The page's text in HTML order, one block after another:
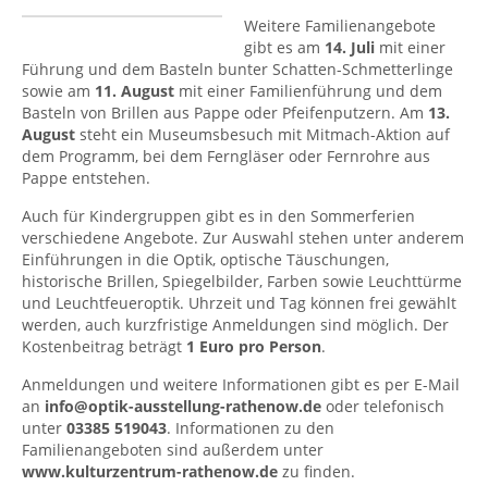
Weitere Familienangebote
gibt es am 14. Julimit einer
Führung und dem Basteln bunter Schatten-Schmetterlinge
sowie am 11. August mit einer Familienführung und dem
Basteln von Brillen aus Pappe oder Pfeifenputzern. Am 13.
August steht ein Museumsbesuch mit Mitmach-Aktion auf
dem Programm, bei dem Ferngläser oder Fernrohre aus
Pappe entstehen.
Auch für Kindergruppen gibt es in den Sommerferien
verschiedene Angebote. Zur Auswahl stehen unter anderem
Einführungen in die Optik, optische Täuschungen,
historische Brillen, Spiegelbilder, Farben sowie Leuchttürme
und Leuchtfeueroptik. Uhrzeit und Tag können frei gewählt
werden, auch kurzfristige Anmeldungen sind möglich. Der
Kostenbeitrag beträgt 1 Euro pro Person.
Anmeldungen und weitere Informationen gibt es per E-Mail
an info@optik-ausstellung-rathenow.de oder telefonisch
unter 03385 519043. Informationen zu den
Familienangeboten sind außerdem unter
www.kulturzentrum-rathenow.de zu finden.